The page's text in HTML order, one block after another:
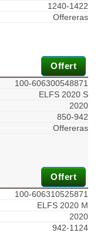
1240-1422
Offereras
Offert
100-606300548871
ELFS 2020 S
2020
850-942
Offereras
Offert
100-606310525871
ELFS 2020 M
2020
942-1124